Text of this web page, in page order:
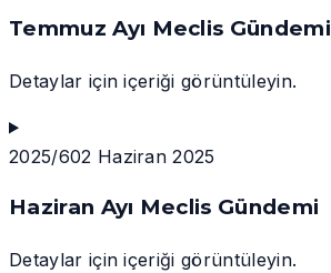
Temmuz Ayı Meclis Gündemi
Detaylar için içeriği görüntüleyin.
2025/602 Haziran 2025
Haziran Ayı Meclis Gündemi
Detaylar için içeriği görüntüleyin.